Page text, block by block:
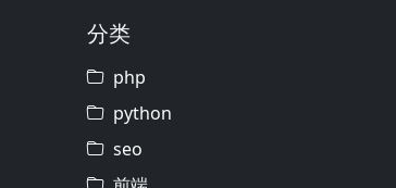
分类
php
python
seo